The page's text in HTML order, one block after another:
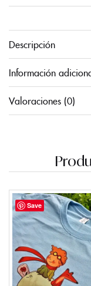
Descripción
Información
Valoraciones (0)
Save